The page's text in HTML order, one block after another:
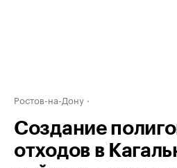
Ростов-на-Дону
Создание
отходов в